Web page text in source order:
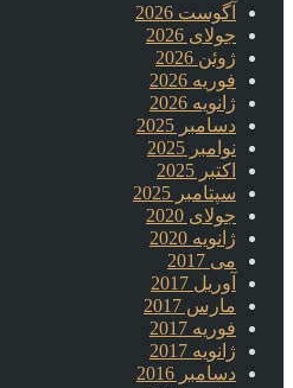
آگوست 2026
جولای 2026
ژوئن 2026
فوریه 2026
ژانویه 2026
دسامبر 2025
نوامبر 2025
اکتبر 2025
سپتامبر 2025
جولای 2020
ژانویه 2020
می 2017
آوریل 2017
مارس 2017
فوریه 2017
ژانویه 2017
دسامبر 2016